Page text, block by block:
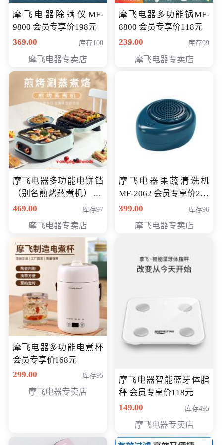
摩飞电器除螨仪MF-
9800 会员专享价198元
369.00
库存100
摩飞电器专卖店
摩飞电器多功能锅MF-
8800 会员专享价118元
239.00
库存99
摩飞电器专卖店
摩飞电器多功能电饼铛
（别名煎烤蒸煮机） 型
号MF-8888B 会员专享
469.00 库存97
摩飞电器专卖店
摩飞电器果蔬清洗机
MF-2062 会员专享价268
元
399.00 库存96
摩飞电器专卖店
摩飞电器多功能电煮杯
会员专享价168元
299.00
库存95
摩飞电器专卖店
摩飞电器智能蓝牙体脂
秤 会员专享价118元
149.00
库存495
摩飞电器专卖店